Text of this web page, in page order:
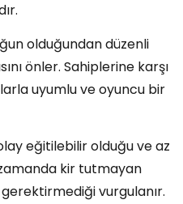
olduğundan düzenli
önler. Sahiplerine karşı
uyumlu ve oyuncu bir
eğitilebilir olduğu ve az
kir tutmayan
vurgulanır.